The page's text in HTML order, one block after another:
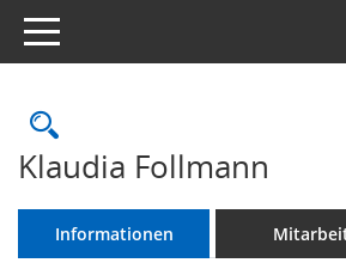
Toggle navigation
Rechercheauswahl
Klaudia Follmann
Informationen